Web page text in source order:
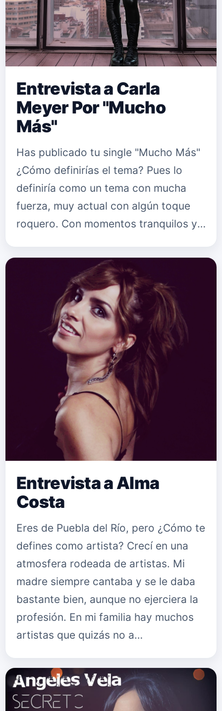
Entrevista a Carla
Meyer Por "Mucho
Más"
Has publicado tu single "Mucho Más"
¿Cómo definirías el tema? Pues lo
definiría como un tema con mucha
fuerza, muy actual con algún toque
roquero. Con momentos tranquilos y
mensaje quieres lanzar con "Mucho
Entrevista a Alma
Costa
Eres de Puebla del Río, pero ¿Cómo te
defines como artista? Crecí en una
atmosfera rodeada de artistas. Mi
madre siempre cantaba y se le daba
bastante bien, aunque no ejerciera la
profesión. En mi familia hay muchos
artistas que quizás no a…